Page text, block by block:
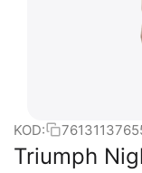
KOD:
Triumph